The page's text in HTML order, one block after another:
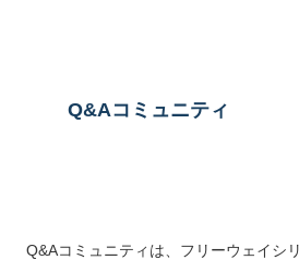
Q&Aコミュニティ
Q&Aコミュニティは、フリーウェイシ